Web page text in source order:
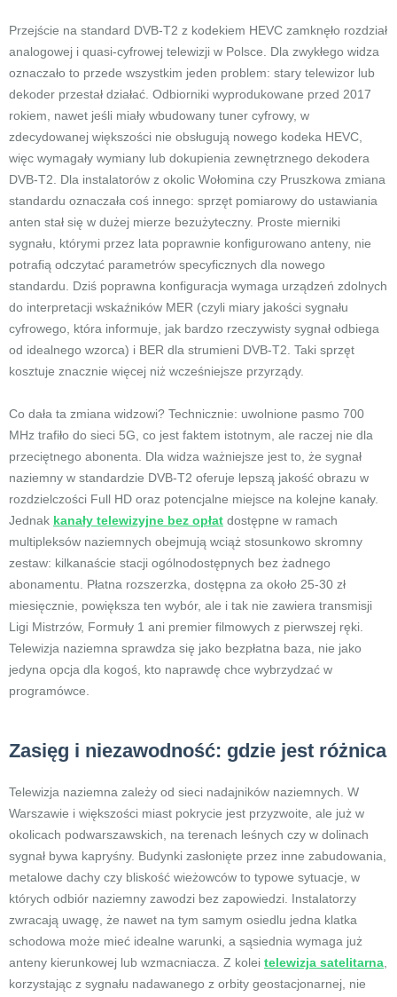
Przejście na standard DVB-T2 z kodekiem HEVC zamknęło rozdział
analogowej i quasi-cyfrowej telewizji w Polsce. Dla zwykłego widza
oznaczało to przede wszystkim jeden problem: stary telewizor lub
dekoder przestał działać. Odbiorniki wyprodukowane przed 2017
rokiem, nawet jeśli miały wbudowany tuner cyfrowy, w
zdecydowanej większości nie obsługują nowego kodeka HEVC,
więc wymagały wymiany lub dokupienia zewnętrznego dekodera
DVB-T2. Dla instalatorów z okolic Wołomina czy Pruszkowa zmiana
standardu oznaczała coś innego: sprzęt pomiarowy do ustawiania
anten stał się w dużej mierze bezużyteczny. Proste mierniki
sygnału, którymi przez lata poprawnie konfigurowano anteny, nie
potrafią odczytać parametrów specyficznych dla nowego
standardu. Dziś poprawna konfiguracja wymaga urządzeń zdolnych
do interpretacji wskaźników MER (czyli miary jakości sygnału
cyfrowego, która informuje, jak bardzo rzeczywisty sygnał odbiega
od idealnego wzorca) i BER dla strumieni DVB-T2. Taki sprzęt
kosztuje znacznie więcej niż wcześniejsze przyrządy.
Co dała ta zmiana widzowi? Technicznie: uwolnione pasmo 700
MHz trafiło do sieci 5G, co jest faktem istotnym, ale raczej nie dla
przeciętnego abonenta. Dla widza ważniejsze jest to, że sygnał
naziemny w standardzie DVB-T2 oferuje lepszą jakość obrazu w
rozdzielczości Full HD oraz potencjalne miejsce na kolejne kanały.
Jednak kanały telewizyjne bez opłat dostępne w ramach
multipleksów naziemnych obejmują wciąż stosunkowo skromny
zestaw: kilkanaście stacji ogólnodostępnych bez żadnego
abonamentu. Płatna rozszerzka, dostępna za około 25-30 zł
miesięcznie, powiększa ten wybór, ale i tak nie zawiera transmisji
Ligi Mistrzów, Formuły 1 ani premier filmowych z pierwszej ręki.
Telewizja naziemna sprawdza się jako bezpłatna baza, nie jako
jedyna opcja dla kogoś, kto naprawdę chce wybrzydzać w
programówce.
Zasięg i niezawodność: gdzie jest różnica
Telewizja naziemna zależy od sieci nadajników naziemnych. W
Warszawie i większości miast pokrycie jest przyzwoite, ale już w
okolicach podwarszawskich, na terenach leśnych czy w dolinach
sygnał bywa kapryśny. Budynki zasłonięte przez inne zabudowania,
metalowe dachy czy bliskość wieżowców to typowe sytuacje, w
których odbiór naziemny zawodzi bez zapowiedzi. Instalatorzy
zwracają uwagę, że nawet na tym samym osiedlu jedna klatka
schodowa może mieć idealne warunki, a sąsiednia wymaga już
anteny kierunkowej lub wzmacniacza. Z kolei telewizja satelitarna
korzystając z sygnału nadawanego z orbity geostacjonarnej, nie